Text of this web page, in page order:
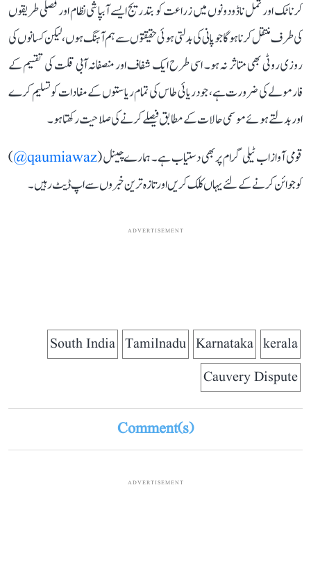
کرناٹک اور تمل ناڈو دونوں میں زراعت کو بتدریج ایسے آبپاشی نظام اور فصلی طریقوں
کی طرف منتقل کرنا ہوگا جو پانی کی بدلتی ہوئی حقیقتوں سے ہم آہنگ ہوں، لیکن کسانوں کی
روزی روٹی بھی متاثر نہ ہو۔ اسی طرح ایک شفاف اور منصفانہ آبی قلت کی تقسیم کے
فارمولے کی ضرورت ہے، جو دریائی طاس کی تمام ریاستوں کے مفادات کو تسلیم کرے
اور بدلتے ہوئے موسمی حالات کے مطابق فیصلے کرنے کی صلاحیت رکھتا ہو۔
قومی آواز اب ٹیلی گرام پر بھی دستیاب ہے۔ ہمارے چینل (qaumiawaz@
)
کو جوائن کرنے کے لئے یہاں کلک کریں اور تازہ ترین خبروں سے اپ ڈیٹ رہیں۔
ADVERTISEMENT
kerala
Karnataka
Tamilnadu
South India
Cauvery Dispute
Comment(s)
ADVERTISEMENT